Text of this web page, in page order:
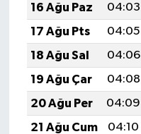
16 Ağu Paz
04:03
17 Ağu Pts
04:05
18 Ağu Sal
04:06
19 Ağu Çar
04:08
20 Ağu Per
04:09
21 Ağu Cum
04:10